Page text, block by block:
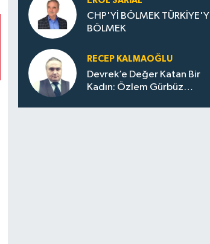
CHP'Yİ BÖLMEK TÜRKİYE'Yİ
BÖLMEK
RECEP KALMAOĞLU
Devrek’e Değer Katan Bir
Kadın: Özlem Gürbüz